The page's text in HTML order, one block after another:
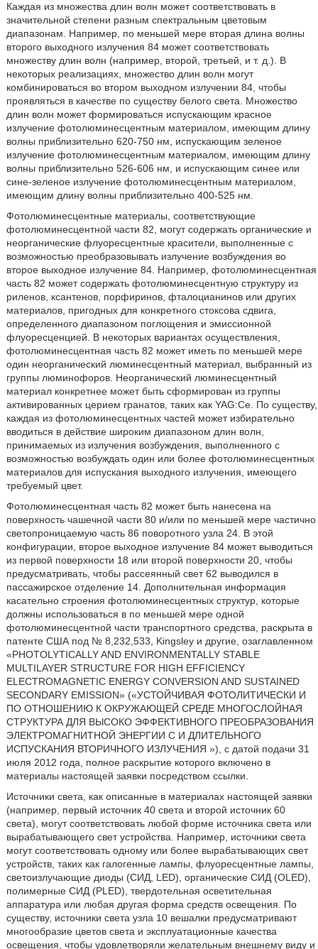
Каждая из множества длин волн может соответствовать в
значительной степени разным спектральным цветовым
диапазонам. Например, по меньшей мере вторая длина волны
второго выходного излучения 84 может соответствовать
множеству длин волн (например, второй, третьей, и т. д.). В
некоторых реализациях, множество длин волн могут
комбинироваться во втором выходном излучении 84, чтобы
проявляться в качестве по существу белого света. Множество
длин волн может формироваться испускающим красное
излучение фотолюминесцентным материалом, имеющим длину
волны приблизительно 620-750 нм, испускающим зеленое
излучение фотолюминесцентным материалом, имеющим длину
волны приблизительно 526-606 нм, и испускающим синее или
сине-зеленое излучение фотолюминесцентным материалом,
имеющим длину волны приблизительно 400-525 нм.
Фотолюминесцентные материалы, соответствующие
фотолюминесцентной части 82, могут содержать органические и
неорганические флуоресцентные красители, выполненные с
возможностью преобразовывать излучение возбуждения во
второе выходное излучение 84. Например, фотолюминесцентная
часть 82 может содержать фотолюминесцентную структуру из
риленов, ксантенов, порфиринов, фталоцианинов или других
материалов, пригодных для конкретного стоксова сдвига,
определенного диапазоном поглощения и эмиссионной
флуоресценцией. В некоторых вариантах осуществления,
фотолюминесцентная часть 82 может иметь по меньшей мере
один неорганический люминесцентный материал, выбранный из
группы люминофоров. Неорганический люминесцентный
материал конкретнее может быть сформирован из группы
активированных церием гранатов, таких как YAG:Ce. По существу,
каждая из фотолюминесцентных частей может избирательно
вводиться в действие широким диапазоном длин волн,
принимаемых из излучения возбуждения, выполненного с
возможностью возбуждать один или более фотолюминесцентных
материалов для испускания выходного излучения, имеющего
требуемый цвет.
Фотолюминесцентная часть 82 может быть нанесена на
поверхность чашечной части 80 и/или по меньшей мере частично
светопроницаемую часть 86 поворотного узла 24. В этой
конфигурации, второе выходное излучение 84 может выводиться
из первой поверхности 18 или второй поверхности 20, чтобы
предусматривать, чтобы рассеянный свет 62 выводился в
пассажирское отделение 14. Дополнительная информация
касательно строения фотолюминесцентных структур, которые
должны использоваться в по меньшей мере одной
фотолюминесцентной части транспортного средства, раскрыта в
патенте США под № 8,232,533, Kingsley и другие, озаглавленном
«PHOTOLYTICALLY AND ENVIRONMENTALLY STABLE
MULTILAYER STRUCTURE FOR HIGH EFFICIENCY
ELECTROMAGNETIC ENERGY CONVERSION AND SUSTAINED
SECONDARY EMISSION» («УСТОЙЧИВАЯ ФОТОЛИТИЧЕСКИ И
ПО ОТНОШЕНИЮ К ОКРУЖАЮЩЕЙ СРЕДЕ МНОГОСЛОЙНАЯ
СТРУКТУРА ДЛЯ ВЫСОКО ЭФФЕКТИВНОГО ПРЕОБРАЗОВАНИЯ
ЭЛЕКТРОМАГНИТНОЙ ЭНЕРГИИ С И ДЛИТЕЛЬНОГО
ИСПУСКАНИЯ ВТОРИЧНОГО ИЗЛУЧЕНИЯ »), с датой подачи 31
июля 2012 года, полное раскрытие которого включено в
материалы настоящей заявки посредством ссылки.
Источники света, как описанные в материалах настоящей заявки
(например, первый источник 40 света и второй источник 60
света), могут соответствовать любой форме источника света или
вырабатывающего свет устройства. Например, источники света
могут соответствовать одному или более вырабатывающих свет
устройств, таких как галогенные лампы, флуоресцентные лампы,
светоизлучающие диоды (СИД, LED), органические СИД (OLED),
полимерные СИД (PLED), твердотельная осветительная
аппаратура или любая другая форма средств освещения. По
существу, источники света узла 10 вешалки предусматривают
многообразие цветов света и эксплуатационные качества
освещения, чтобы удовлетворяли желательным внешнему виду и